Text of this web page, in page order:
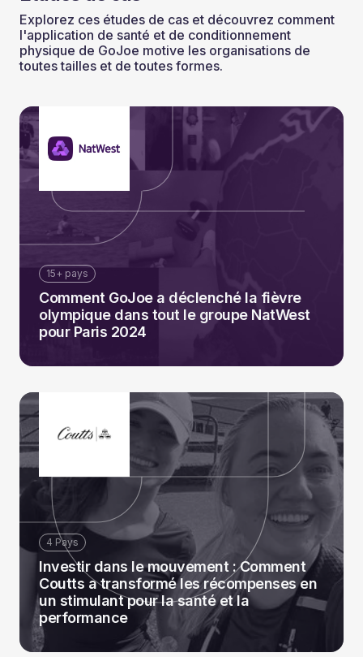
Explorez ces études de cas et découvrez comment
l'application de santé et de conditionnement
physique de GoJoe motive les organisations de
toutes tailles et de toutes formes.
15+ pays
Comment GoJoe a déclenché la fièvre
olympique dans tout le groupe NatWest
pour Paris 2024
4 Pays
Investir dans le mouvement : Comment
Coutts a transformé les récompenses en
un stimulant pour la santé et la
performance